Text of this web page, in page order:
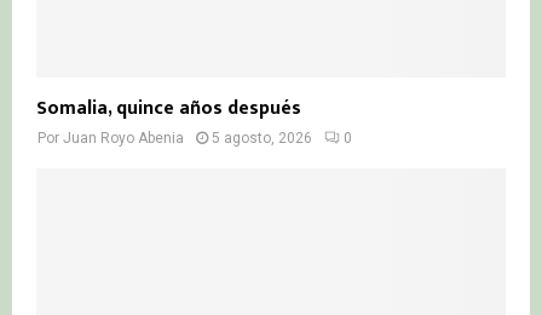
Somalia, quince años después
Por Juan Royo Abenia 5 agosto, 2026 0